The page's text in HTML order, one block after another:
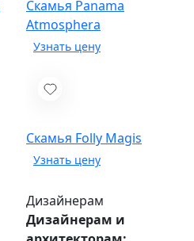
Скамья Panama
Atmosphera
Скамья Folly Magis
Дизайнерам
Дизайнерам и